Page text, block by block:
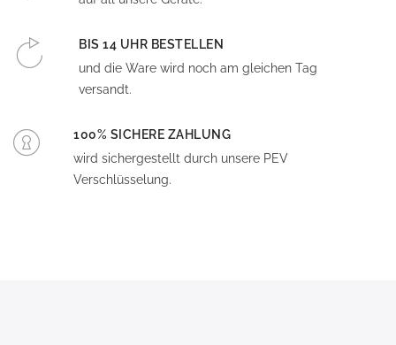
BIS 14 UHR BESTELLEN
und die Ware wird noch am gleichen Tag
versandt.
100% SICHERE ZAHLUNG
wird sichergestellt durch unsere PEV
Verschlüsselung.